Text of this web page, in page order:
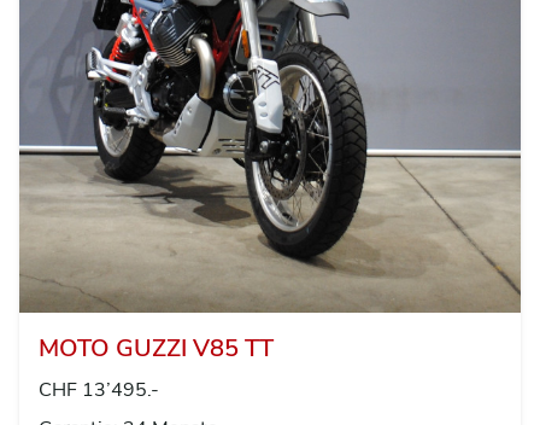
MOTO GUZZI V85 TT
CHF 13’495.-